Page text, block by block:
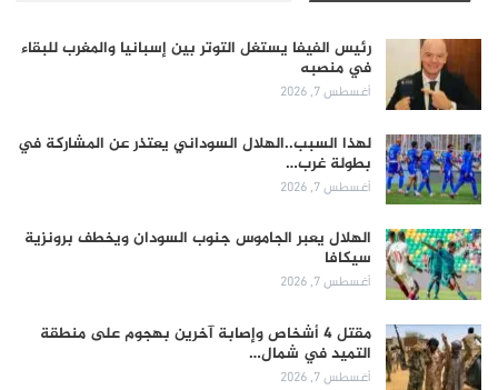
رئيس الفيفا يستغل التوتر بين إسبانيا والمغرب للبقاء
في منصبه
أغسطس 7, 2026
لهذا السبب..الهلال السوداني يعتذر عن المشاركة في
بطولة غرب…
أغسطس 7, 2026
الهلال يعبر الجاموس جنوب السودان ويخطف برونزية
سيكافا
أغسطس 7, 2026
مقتل 4 أشخاص وإصابة آخرين بهجوم على منطقة
التميد في شمال…
أغسطس 7, 2026